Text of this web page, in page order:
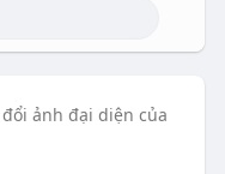
ảnh đại diện của